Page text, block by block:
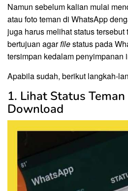
Namun sebelum kalian mulai
atau foto teman di WhatsApp
juga harus melihat status
bertujuan agarfilestatus pada
tersimpan kedalam penyimpanan
Apabila sudah, berikut langkah-
1. Lihat Status
Download